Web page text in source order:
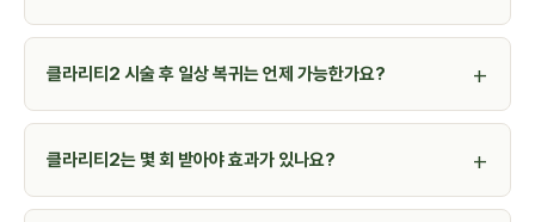
클라리티2 시술 후 일상 복귀는 언제 가능한가요?
클라리티2는 몇 회 받아야 효과가 있나요?